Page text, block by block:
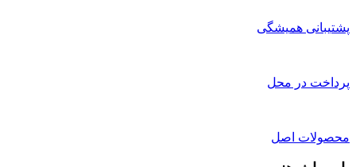
پشتیبانی همیشگی
پرداخت در محل
محصولات اصل